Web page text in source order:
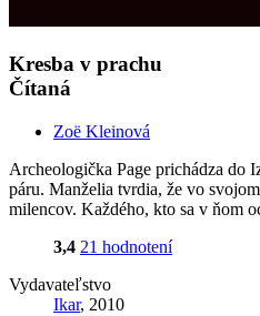
Kresba v prachu
Čítaná
Zoë Kleinová
Archeologička Page prichádza do
páru. Manželia tvrdia, že vo
milencov. Každého, kto sa v ňom
3,4 21 hodnotení
Vydavateľstvo
Ikar, 2010